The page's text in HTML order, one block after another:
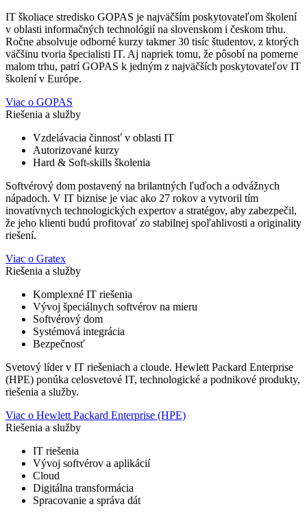
IT školiace stredisko GOPAS je najväčším poskytovateľom školení
v oblasti informačných technológií na slovenskom i českom trhu.
Ročne absolvuje odborné kurzy takmer 30 tisíc študentov, z ktorých
väčšinu tvoria špecialisti IT. Aj napriek tomu, že pôsobí na pomerne
malom trhu, patrí GOPAS k jedným z najväčších poskytovateľov IT
školení v Európe.
Viac o GOPAS
Riešenia a služby
Vzdelávacia činnosť v oblasti IT
Autorizované kurzy
Hard & Soft-skills školenia
Softvérový dom postavený na brilantných ľuďoch a odvážnych
nápadoch. V IT biznise je viac ako 27 rokov a vytvoril tím
inovatívnych technologických expertov a stratégov, aby zabezpečil,
že jeho klienti budú profitovať zo stabilnej spoľahlivosti a originality
riešení.
Viac o Gratex
Riešenia a služby
Komplexné IT riešenia
Vývoj špeciálnych softvérov na mieru
Softvérový dom
Systémová integrácia
Bezpečnosť
Svetový líder v IT riešeniach a cloude. Hewlett Packard Enterprise
(HPE) ponúka celosvetové IT, technologické a podnikové produkty,
riešenia a služby.
Viac o Hewlett Packard Enterprise (HPE)
Riešenia a služby
IT riešenia
Vývoj softvérov a aplikácií
Cloud
Digitálna transformácia
Spracovanie a správa dát